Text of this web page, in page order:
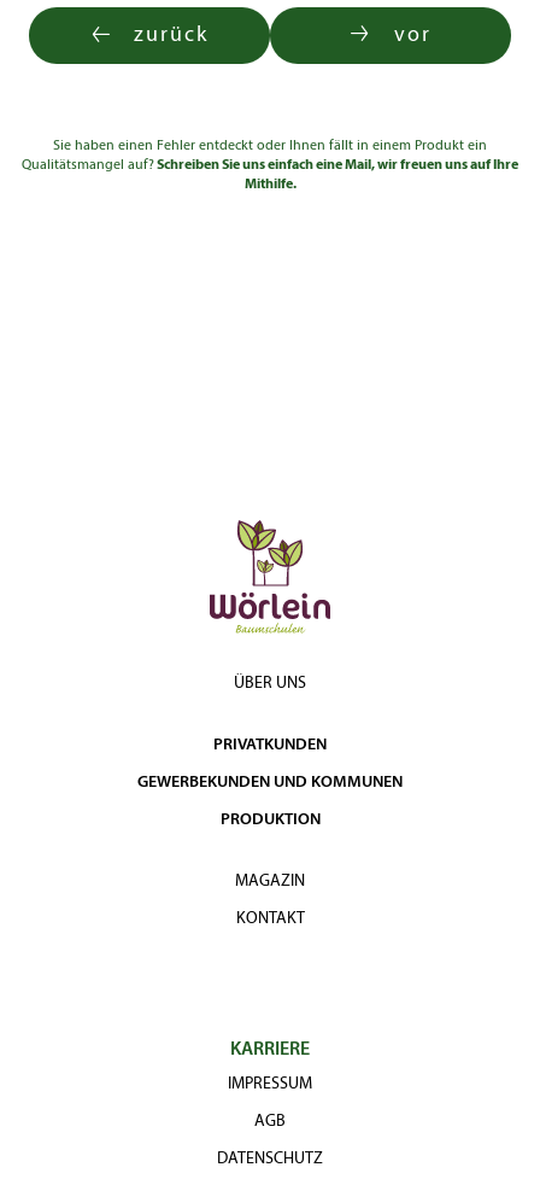
zurück vor
Sie haben einen Fehler entdeckt oder Ihnen fällt in einem Produkt ein
Qualitätsmangel auf?Schreiben Sie uns einfach eine Mail, wir freuen uns auf Ihre
Mithilfe.
ÜBER UNS
PRIVATKUNDEN
GEWERBEKUNDEN UND KOMMUNEN
PRODUKTION
MAGAZIN
KONTAKT
KARRIERE
IMPRESSUM
AGB
DATENSCHUTZ